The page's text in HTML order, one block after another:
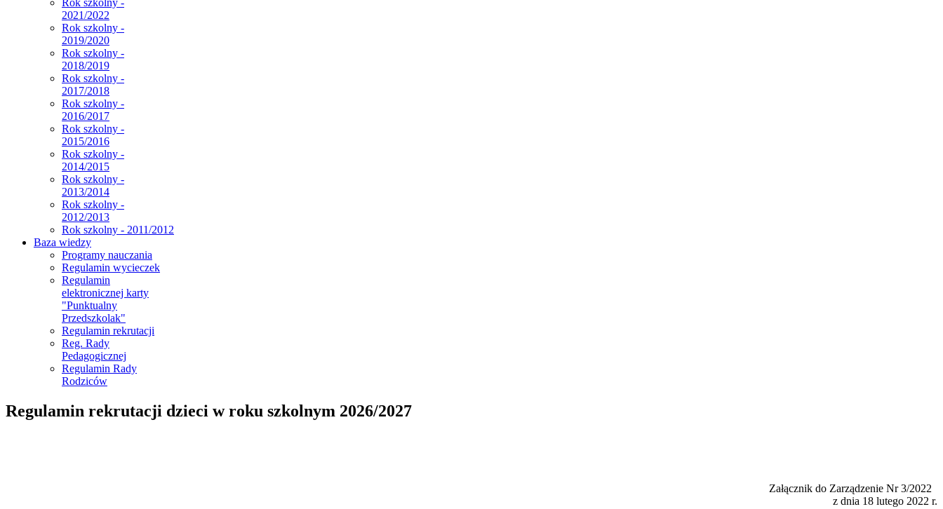
Rok szkolny -
2021/2022
Rok szkolny -
2019/2020
Rok szkolny -
2018/2019
Rok szkolny -
2017/2018
Rok szkolny -
2016/2017
Rok szkolny -
2015/2016
Rok szkolny -
2014/2015
Rok szkolny -
2013/2014
Rok szkolny -
2012/2013
Rok szkolny - 2011/2012
Baza wiedzy
Programy nauczania
Regulamin wycieczek
Regulamin
elektronicznej karty
"Punktualny
Przedszkolak"
Regulamin rekrutacji
Reg. Rady
Pedagogicznej
Regulamin Rady
Rodziców
Regulamin rekrutacji dzieci w roku szkolnym 2026/2027
Załącznik do Zarządzenie Nr 3/2022
z dnia 18 lutego 2022 r.